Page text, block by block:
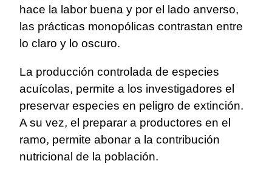
hace la labor buena y por el lado anverso,
las prácticas monopólicas contrastan entre
lo claro y lo oscuro.
La producción controlada de especies
acuícolas, permite a los investigadores el
preservar especies en peligro de extinción.
A su vez, el preparar a productores en el
ramo, permite abonar a la contribución
nutricional de la población.